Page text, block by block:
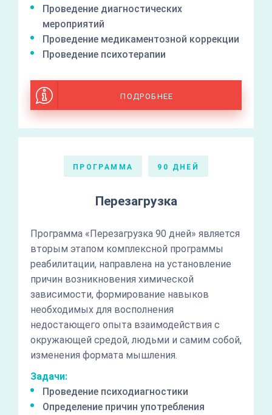
Проведение диагностических
мероприятий
Проведение медикаментозной коррекции
Проведение психотерапии
ПОДРОБНЕЕ
ПРОГРАММА 90 ДНЕЙ
Перезагрузка
Программа «Перезагрузка 90 дней» является
вторым этапом комплексной программы
реабилитации, направлена на установление
причин возникновения химической
зависимости, формирование навыков
необходимых для восполнения
недостающего опыта взаимодействия с
окружающей средой, людьми и самим собой,
изменения формата мышления.
Задачи:
Проведение психодиагностики
Определение причин употребления